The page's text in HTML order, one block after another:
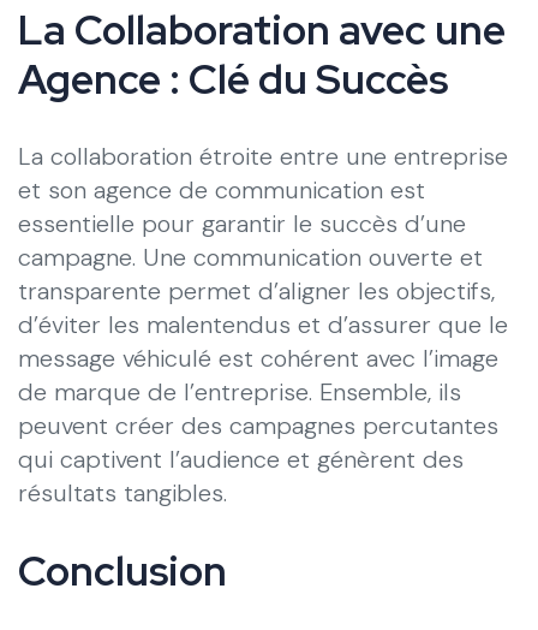
La Collaboration avec une
Agence : Clé du Succès
La collaboration étroite entre une entreprise
et son agence de communication est
essentielle pour garantir le succès d’une
campagne. Une communication ouverte et
transparente permet d’aligner les objectifs,
d’éviter les malentendus et d’assurer que le
message véhiculé est cohérent avec l’image
de marque de l’entreprise. Ensemble, ils
peuvent créer des campagnes percutantes
qui captivent l’audience et génèrent des
résultats tangibles.
Conclusion